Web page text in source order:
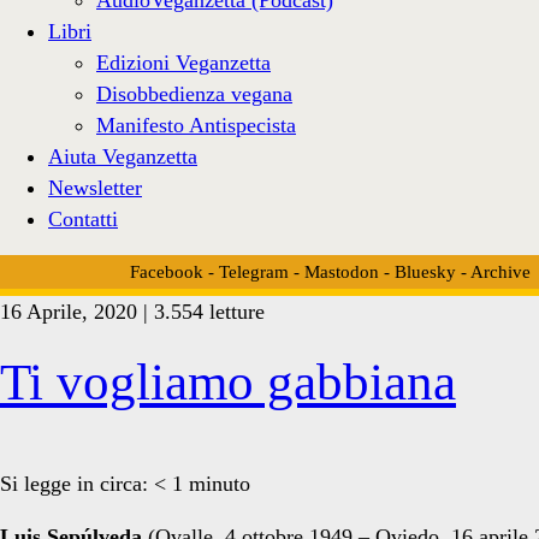
Libri
Edizioni Veganzetta
Disobbedienza vegana
Manifesto Antispecista
Aiuta Veganzetta
Newsletter
Contatti
Facebook - Telegram - Mastodon - Bluesky- Archive
Tag:
16 Aprile, 2020 | 3.554 letture
Ti vogliamo gabbiana
Si legge in circa: < 1 minuto